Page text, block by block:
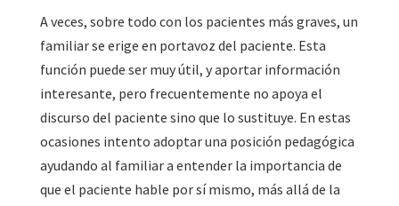
A veces, sobre todo con los pacientes más graves, un
familiar se erige en portavoz del paciente. Esta
función puede ser muy útil, y aportar información
interesante, pero frecuentemente no apoya el
discurso del paciente sino que lo sustituye. En estas
ocasiones intento adoptar una posición pedagógica
ayudando al familiar a entender la importancia de
que el paciente hable por sí mismo, más allá de la